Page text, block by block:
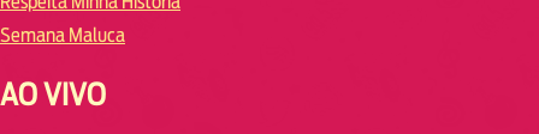
Semana Maluca
AO VIVO